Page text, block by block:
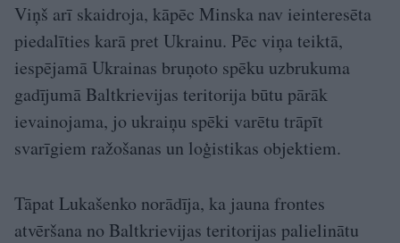
Viņš arī skaidroja, kāpēc Minska nav ieinteresēta
piedalīties karā pret Ukrainu. Pēc viņa teiktā,
iespējamā Ukrainas bruņoto spēku uzbrukuma
gadījumā Baltkrievijas teritorija būtu pārāk
ievainojama, jo ukraiņu spēki varētu trāpīt
svarīgiem ražošanas un loģistikas objektiem.
Tāpat Lukašenko norādīja, ka jauna frontes
atvēršana no Baltkrievijas teritorijas palielinātu